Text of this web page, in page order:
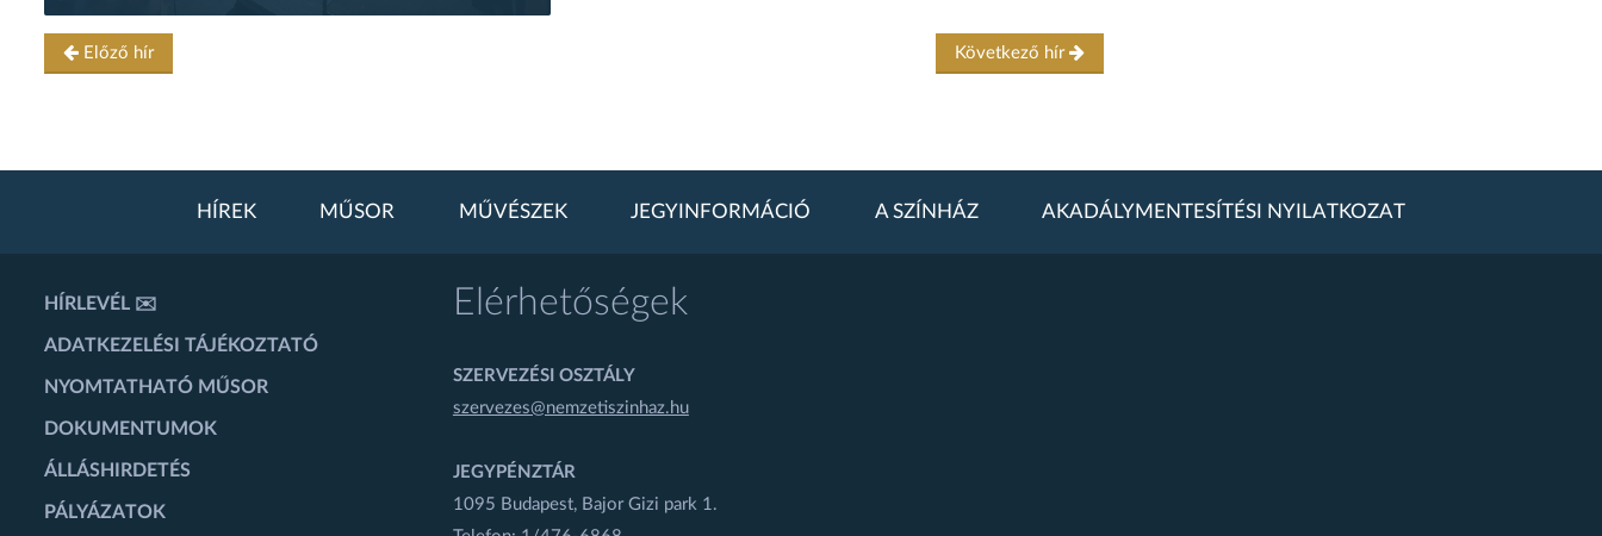
Előző hír Következő hír
HÍREK MŰSOR MŰVÉSZEK JEGYINFORMÁCIÓ A SZÍNHÁZ AKADÁLYMENTESÍTÉSI NYILATKOZAT
HÍRLEVÉL ✉️
ADATKEZELÉSI TÁJÉKOZTATÓ
NYOMTATHATÓ MŰSOR
DOKUMENTUMOK
ÁLLÁSHIRDETÉS
PÁLYÁZATOK
Elérhetőségek
SZERVEZÉSI OSZTÁLY
szervezes@nemzetiszinhaz.hu
JEGYPÉNZTÁR
1095 Budapest, Bajor Gizi park 1.